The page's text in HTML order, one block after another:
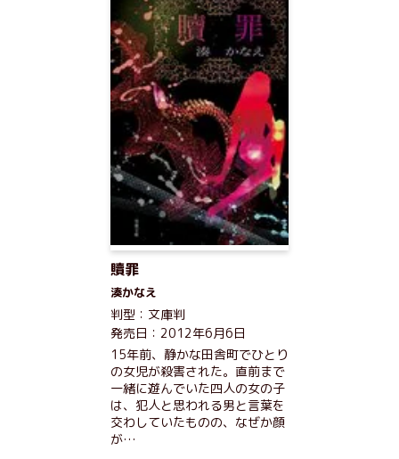
贖罪
湊かなえ
判型：文庫判
発売日：2012年6月6日
15年前、静かな田舎町でひとり
の女児が殺害された。直前まで
一緒に遊んでいた四人の女の子
は、犯人と思われる男と言葉を
交わしていたものの、なぜか顔
が…